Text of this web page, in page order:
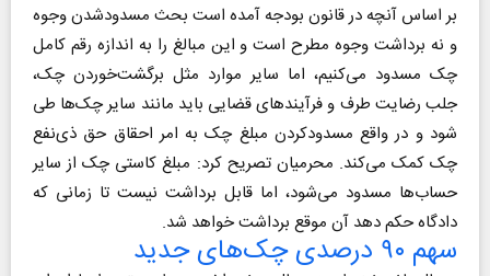
بر اساس آنچه در قانون بودجه آمده است بحث مسدودشدن وجوه
و نه برداشت وجوه مطرح است و این مبالغ را به اندازه رقم کامل
چک مسدود می‌کنیم، اما سایر موارد مثل برگشت‌خوردن چک،
جلب رضایت طرف و فرآیندهای قضایی باید مانند سایر چک‌ها طی
شود و در واقع مسدودکردن مبلغ چک به امر احقاق حق ذی‌نفع
چک کمک می‌کند. محرمیان تصریح کرد: مبلغ کاستی چک از سایر
حساب‌ها مسدود می‌شود، اما قابل برداشت نیست تا زمانی که
دادگاه حکم دهد آن موقع برداشت خواهد شد.
سهم ۹۰ درصدی چک‌های جدید